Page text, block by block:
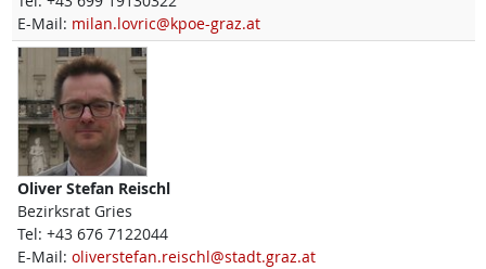
E-Mail: milan.lovric@kpoe-graz.at
Oliver Stefan Reischl
Bezirksrat Gries
Tel: +43 676 7122044
E-Mail: oliverstefan.reischl@stadt.graz.at